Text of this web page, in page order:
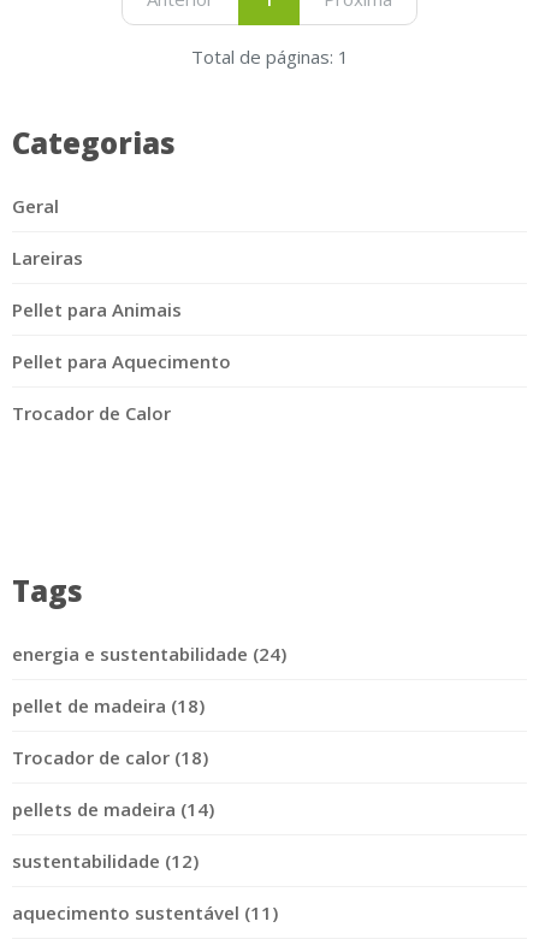
Total de páginas: 1
Categorias
Geral
Lareiras
Pellet para Animais
Pellet para Aquecimento
Trocador de Calor
Tags
energia e sustentabilidade (24)
pellet de madeira (18)
Trocador de calor (18)
pellets de madeira (14)
sustentabilidade (12)
aquecimento sustentável (11)